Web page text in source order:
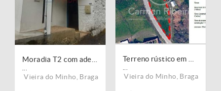
Vieira do Minho Braga Vieira do Minho Braga